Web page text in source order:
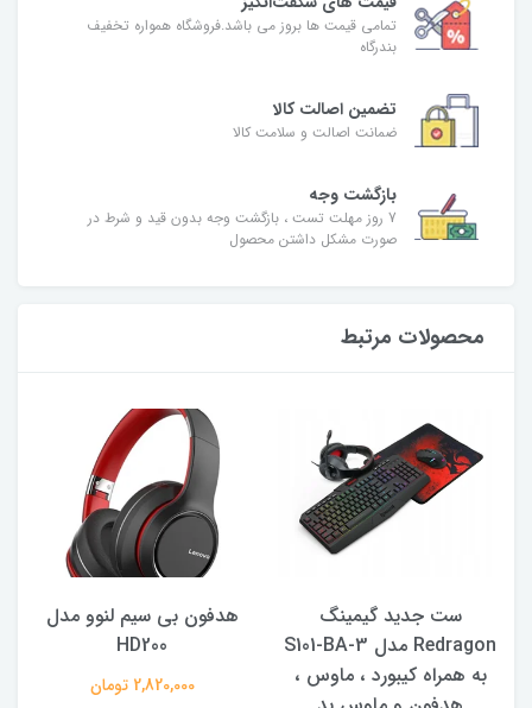
تمامی قیمت ها بروز می باشد.فروشگاه همواره تخفیف
بندرگاه
تضمین اصالت کالا
ضمانت اصالت و سلامت کالا
بازگشت وجه
7 روز مهلت تست ، بازگشت وجه بدون قید و شرط در
صورت مشکل داشتن محصول
محصولات مرتبط
ست جدید گیمینگ
Redragon مدل S101-BA-3
به همراه کیبورد ، ماوس ،
هدفون بی سیم لنوو مدل
HD200
2,820,000 تومان